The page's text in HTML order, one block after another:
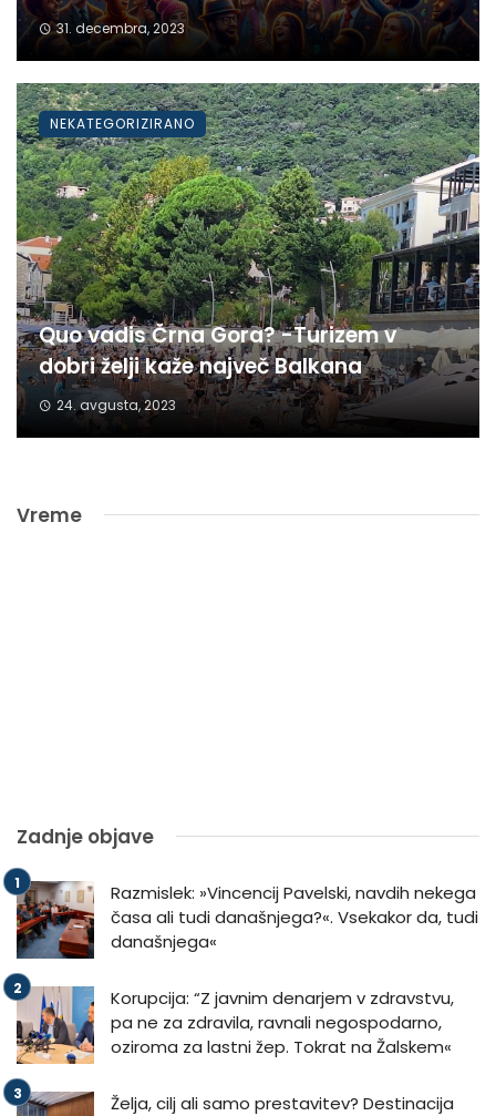
31. decembra, 2023
Quo vadis Črna Gora? -Turizem v
dobri želji kaže največ Balkana
24. avgusta, 2023
NEKATEGORIZIRANO
Vreme
Zadnje objave
Razmislek: »Vincencij Pavelski, navdih nekega
časa ali tudi današnjega?«. Vsekakor da, tudi
današnjega«
Korupcija: “Z javnim denarjem v zdravstvu,
pa ne za zdravila, ravnali negospodarno,
oziroma za lastni žep. Tokrat na Žalskem«
Želja, cilj ali samo prestavitev? Destinacija